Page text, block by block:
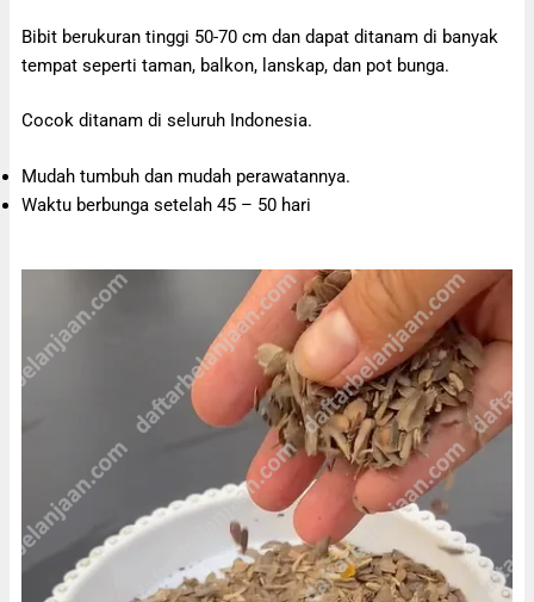
Bibit berukuran tinggi 50-70 cm dan dapat ditanam di banyak
tempat seperti taman, balkon, lanskap, dan pot bunga.
Cocok ditanam di seluruh Indonesia.
Mudah tumbuh dan mudah perawatannya.
Waktu berbunga setelah 45 – 50 hari